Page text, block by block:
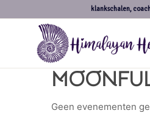
klankschalen,
Geen evenementen